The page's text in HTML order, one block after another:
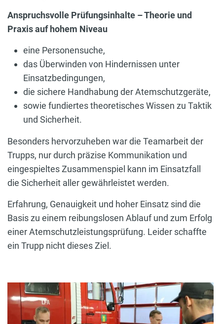
Anspruchsvolle Prüfungsinhalte – Theorie und
Praxis auf hohem Niveau
eine Personensuche,
das Überwinden von Hindernissen unter
Einsatzbedingungen,
die sichere Handhabung der Atemschutzgeräte,
sowie fundiertes theoretisches Wissen zu Taktik
und Sicherheit.
Besonders hervorzuheben war die Teamarbeit der
Trupps, nur durch präzise Kommunikation und
eingespieltes Zusammenspiel kann im Einsatzfall
die Sicherheit aller gewährleistet werden.
Erfahrung, Genauigkeit und hoher Einsatz sind die
Basis zu einem reibungslosen Ablauf und zum Erfolg
einer Atemschutzleistungsprüfung. Leider schaffte
ein Trupp nicht dieses Ziel.